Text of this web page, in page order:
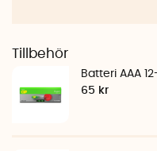
Tillbehör
Batteri AAA
65 kr